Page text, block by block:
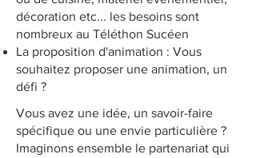
décoration etc... les besoins sont
nombreux au Téléthon Sucéen
La proposition d'animation : Vous
souhaitez proposer une animation, un
défi ?
Vous avez une idée, un savoir-faire
spécifique ou une envie particulière ?
Imaginons ensemble le partenariat qui